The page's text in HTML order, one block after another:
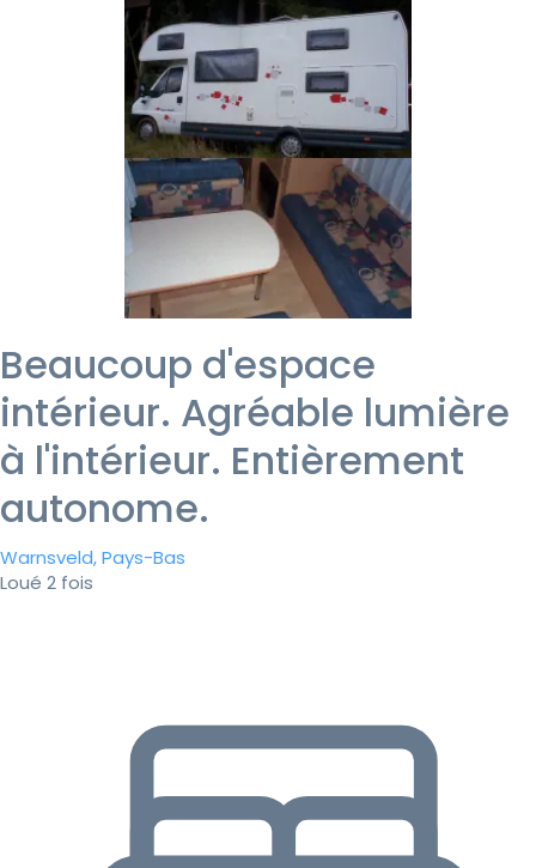
Beaucoup d'espace
intérieur. Agréable lumière
à l'intérieur. Entièrement
autonome.
Warnsveld, Pays-Bas
Loué 2 fois